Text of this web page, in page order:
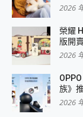
2026
榮耀
版開
2026
族》
2026